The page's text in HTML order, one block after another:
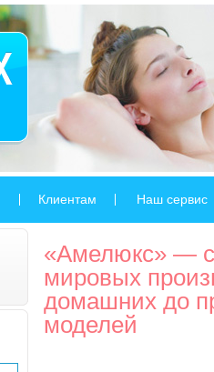
Клиентам Наш сервис
«Амелюкс» —
мировых
домашних до
моделей